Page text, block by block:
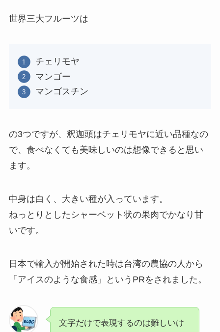
世界三大フルーツは
チェリモヤ
マンゴー
マンゴスチン
の3つですが、釈迦頭はチェリモヤに近い品種なの
で、食べなくても美味しいのは想像できると思い
ます。
中身は白く、大きい種が入っています。
ねっとりとしたシャーベット状の果肉でかなり甘
いです。
日本で輸入が開始された時は台湾の農協の人から
「アイスのような食感」というPRをされました。
文字だけで表現するのは難しいけ